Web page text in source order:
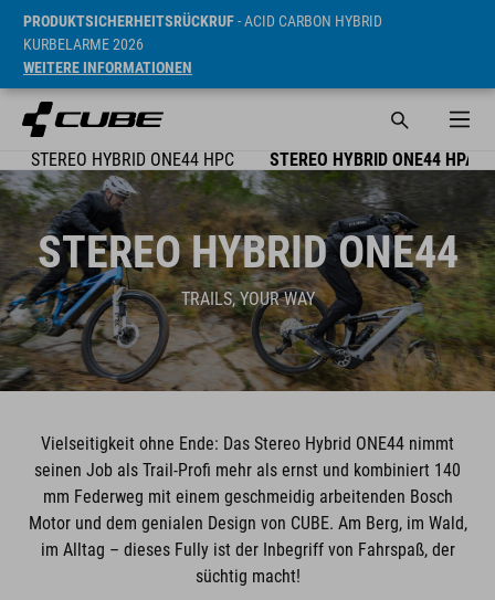
PRODUKTSICHERHEITSRÜCKRUF- ACID CARBON HYBRID
KURBELARME 2026
WEITERE INFORMATIONEN
STEREO HYBRID ONE44 HPC STEREO HYBRID ONE44 HPA
STEREO HYBRID ONE44
TRAILS, YOUR WAY
Vielseitigkeit ohne Ende: Das Stereo Hybrid ONE44 nimmt
seinen Job als Trail-Profi mehr als ernst und kombiniert 140
mm Federweg mit einem geschmeidig arbeitenden Bosch
Motor und dem genialen Design von CUBE. Am Berg, im Wald,
im Alltag – dieses Fully ist der Inbegriff von Fahrspaß, der
süchtig macht!